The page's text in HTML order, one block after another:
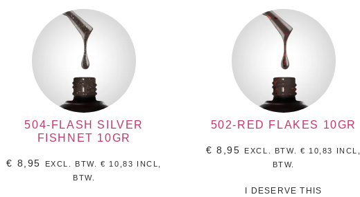
504-FLASH SILVER
FISHNET 10GR
€ 8,95 EXCL. BTW.€ 10,83
INCL,
BTW.
502-RED FLAKES 10GR
€ 8,95 EXCL. BTW. € 10,83
INCL,
BTW.
I DESERVE THIS